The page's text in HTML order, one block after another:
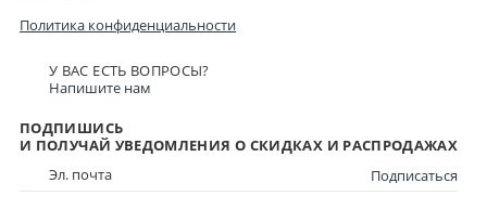
Политика конфиденциальности
У ВАС ЕСТЬ ВОПРОСЫ?
Напишите нам
ПОДПИШИСЬ
И ПОЛУЧАЙ УВЕДОМЛЕНИЯ О СКИДКАХ И РАСПРОДАЖАХ
Подписаться